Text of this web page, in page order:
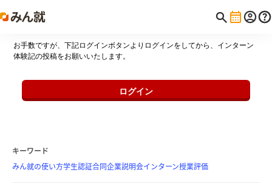
お手数ですが、下記ログインボタンよりログインをしてから、インターン
体験記の投稿をお願いいたします。
ログイン
キーワード
みん就の使い方学生認証合同企業説明会インターン授業評価